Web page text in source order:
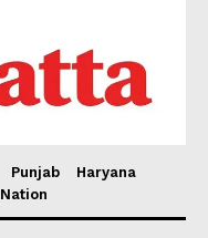
Punjab
Haryana
Nation